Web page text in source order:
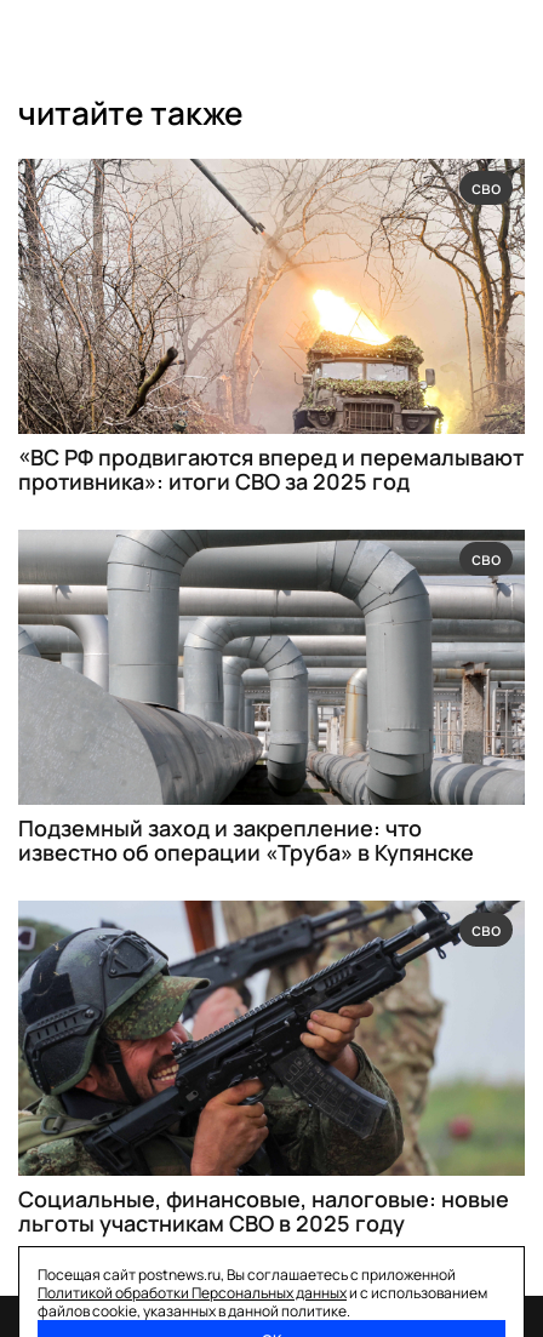
читайте также
сво
«ВС РФ продвигаются вперед и перемалывают
противника»: итоги СВО за 2025 год
сво
Подземный заход и закрепление: что
известно об операции «Труба» в Купянске
сво
Социальные, финансовые, налоговые: новые
льготы участникам СВО в 2025 году
Посещая сайт postnews.ru, Вы соглашаетесь с приложенной
Политикой обработки Персональных данныхи с использованием
файлов cookie, указанных в данной политике.